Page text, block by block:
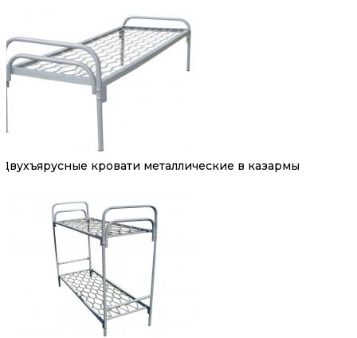
Двухъярусные кровати металлические в казармы